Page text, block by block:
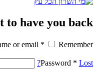
to have you back !
or email * Remember
Password * Lost?